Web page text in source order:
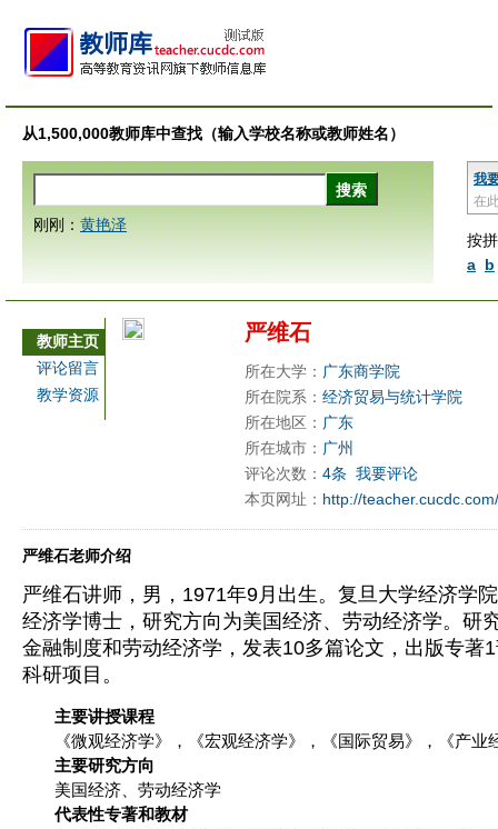
从1,500,000教师库中查找（输入学校名称或教师姓名）
我
在
按
a b
刚刚： 黄艳泽
教师主页
评论留言
教学资源
严维石
所在大学： 广东商学院
所在院系： 经济贸易与统计学院
所在地区： 广东
所在城市： 广州
评论次数： 4条 我要评论
本页网址： http://
严维石老师介绍
严维石讲师，男，1971年9月出生。复旦大学经济学
经济学博士，研究方向为美国经济、劳动经济学。研
金融制度和劳动经济学，发表10多篇论文，出版专著
科研项目。
主要讲授课程
《微观经济学》，《宏观经济学》，《国际贸易》，《产业
主要研究方向
美国经济、劳动经济学
代表性专著和教材